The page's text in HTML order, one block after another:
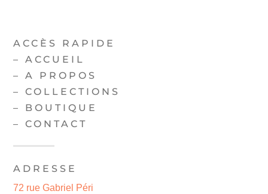
ACCÈS RAPIDE
–ACCUEIL
–A PROPOS
–COLLECTIONS
– BOUTIQUE
–CONTACT
ADRESSE
72 rue Gabriel Péri